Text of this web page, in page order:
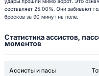
удары прошли мимо ворот. Это
составляет 25.00%. Они забивают
бросков за 90 минут на поле.
Статистика ассистов,
моментов
Ассисты и пасы